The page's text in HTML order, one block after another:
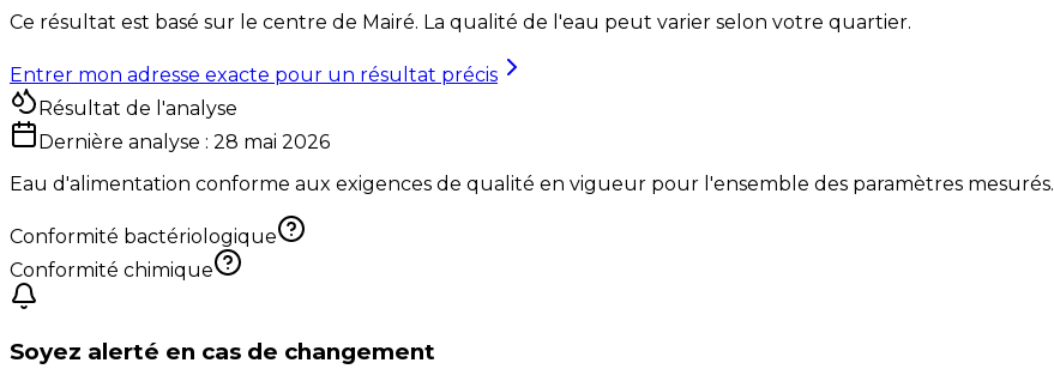
Ce résultat est basé sur le centre de Mairé. La qualité de l'eau peut varier selon votre quartier.
Entrer mon adresse exacte pour un résultat précis
Résultat de l'analyse
Dernière analyse : 28 mai 2026
Eau d'alimentation conforme aux exigences de qualité en vigueur pour l'ensemble des paramètres mesurés.
Conformité bactériologique
Conformité chimique
Soyez alerté en cas de changement